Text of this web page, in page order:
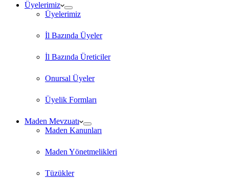
Üyelerimiz
Üyelerimiz
İl Bazında Üyeler
İl Bazında Üreticiler
Onursal Üyeler
Üyelik Formları
Maden Mevzuatı
Maden Kanunları
Maden Yönetmelikleri
Tüzükler